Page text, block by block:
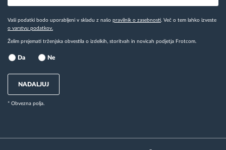
Vaši podatki bodo uporabljeni v skladu z našo pravilnik o zasebnosti . Več o tem lahko izveste
o varstvu podatkov.
Želim prejemati trženjska obvestila o izdelkih, storitvah in novicah podjetja Frotcom.
Da Ne
NADALJUJ
* Obvezna polja.